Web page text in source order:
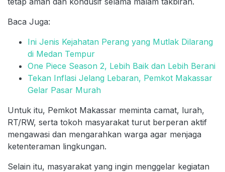
Baca Juga:
Ini Jenis Kejahatan Perang yang Mutlak Dilarang
di Medan Tempur
One Piece Season 2, Lebih Baik dan Lebih Berani
Tekan Inflasi Jelang Lebaran, Pemkot Makassar
Gelar Pasar Murah
Untuk itu, Pemkot Makassar meminta camat, lurah,
RT/RW, serta tokoh masyarakat turut berperan aktif
mengawasi dan mengarahkan warga agar menjaga
ketenteraman lingkungan.
Selain itu, masyarakat yang ingin menggelar kegiatan